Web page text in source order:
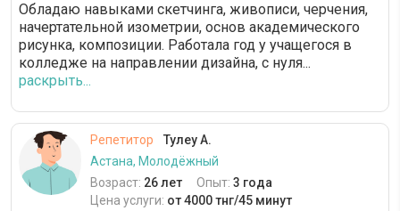
Обладаю навыками скетчинга, живописи, черчения,
начертательной изометрии, основ академического
рисунка, композиции. Работала год у учащегося в
колледже на направлении дизайна, с нуля...
раскрыть...
Репетитор
Тулеу А.
Астана, Молодёжный
Возраст: 26 лет Опыт: 3 года
Цена услуги: от 4000 тнг/45 минут